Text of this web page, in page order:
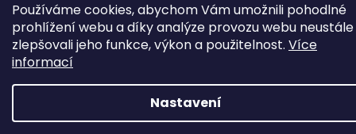
Používáme cookies, abychom Vám umožnili pohodlné
prohlížení webu a díky analýze provozu webu neustále
zlepšovali jeho funkce, výkon a použitelnost. Více
informací
Nastavení
Vytvořil Shoptet
Copyright 2026Animákshop. Všechna práva vyhrazena.